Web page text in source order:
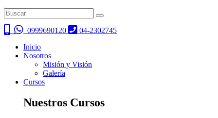
0999690120
04-2302745
Inicio
Nosotros
Misión y Visión
Galería
Cursos
Nuestros Cursos